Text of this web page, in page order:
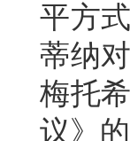
平方
蒂纳
梅托
议》